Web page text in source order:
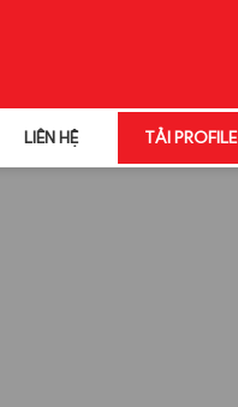
LIÊN HỆ TẢI PROFILE